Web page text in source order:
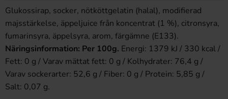
Glukossirap, socker, nötköttgelatin (halal), modifierad
majsstärkelse, äppeljuice från koncentrat (1 %), citronsyra,
fumarinsyra, äppelsyra, arom, färgämne (E133).
Näringsinformation: Per 100g. Energi: 1379 kJ / 330 kcal /
Fett: 0 g / Varav mättat fett: 0 g / Kolhydrater: 76,4 g /
Varav sockerarter: 52,6 g / Fiber: 0 g / Protein: 5,85 g /
Salt: 0,07 g.